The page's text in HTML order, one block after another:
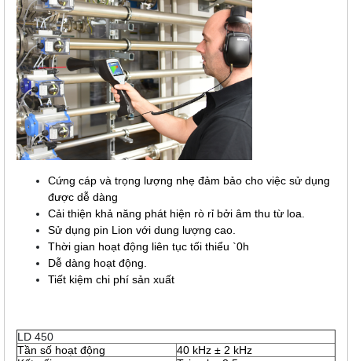
Cứng cáp và trọng lượng nhẹ đảm bảo cho việc sử dụng
được dễ dàng
Cải thiện khả năng phát hiện rò rỉ bởi âm thu từ loa.
Sử dụng pin Lion với dung lượng cao.
Thời gian hoạt động liên tục tối thiểu `0h
Dễ dàng hoạt động.
Tiết kiệm chi phí sản xuất
LD 450
Tần số hoạt động
40 kHz ± 2 kHz